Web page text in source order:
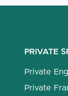
PRIVATE
Private
Private